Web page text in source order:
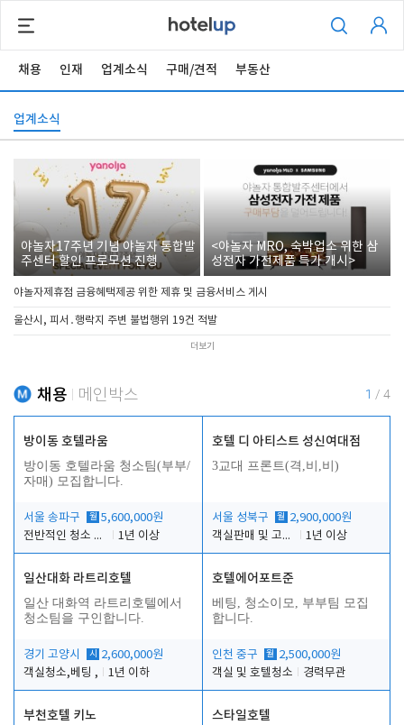
채용 인재 업계소식 구매/견적 부동산
업계소식
야놀자17주년 기념 야놀자 통합발
주센터 할인 프로모션 진행
<야놀자 MRO, 숙박업소 위한 삼
성전자 가전제품 특가 개시>
야놀자제휴점 금융혜택제공 위한 제휴 및 금융서비스 게시
울산시, 피서․행락지 주변 불법행위 19건 적발
더보기
채용 메인박스 1 / 4
방이동 호텔라움
방이동 호텔라움 청소팀(부부/
자매) 모집합니다.
서울 송파구 월 5,600,000원
전반적인 청소 업무(객실청소.객실정리)
1년 이상
호텔 디 아티스트 성신여대점
3교대 프론트(격,비,비)
서울 성북구 월 2,900,000원
객실판매 및 고객응대
1년 이상
일산대화 라트리호텔
일산 대화역 라트리호텔에서
청소팀을 구인합니다.
경기 고양시 시
2,600,000원
객실청소,베팅 ,
1년 이하
호텔에어포트준
베팅, 청소이모, 부부팀 모집
합니다.
인천 중구 월 2,500,000원
객실 및 호텔청소
경력무관
부천호텔 키노 스타일호텔